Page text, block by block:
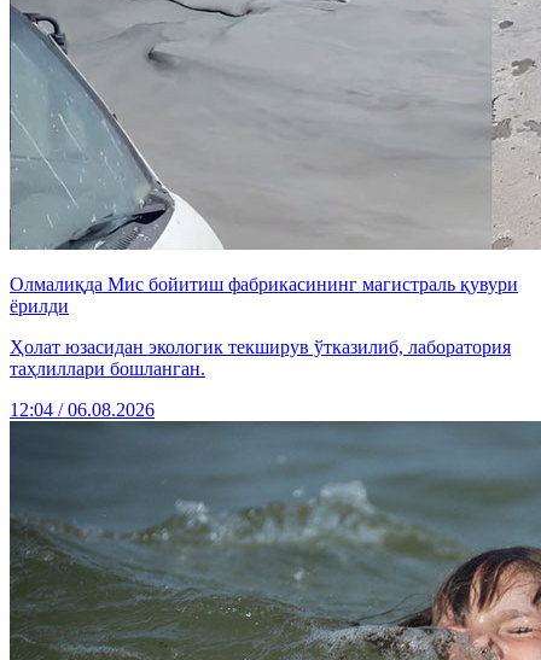
Олмалиқда Мис бойитиш фабрикасининг магистраль қувури
ёрилди
Ҳолат юзасидан экологик текширув ўтказилиб, лаборатория
таҳлиллари бошланган.
12:04 / 06.08.2026